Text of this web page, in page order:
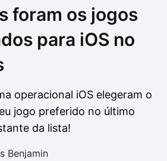
Drivers
Ver mais
Outros
Ver mais
foram os jogos
para iOS no
operacional iOS elegeram o
jogo preferido no último
da lista!
Benjamin